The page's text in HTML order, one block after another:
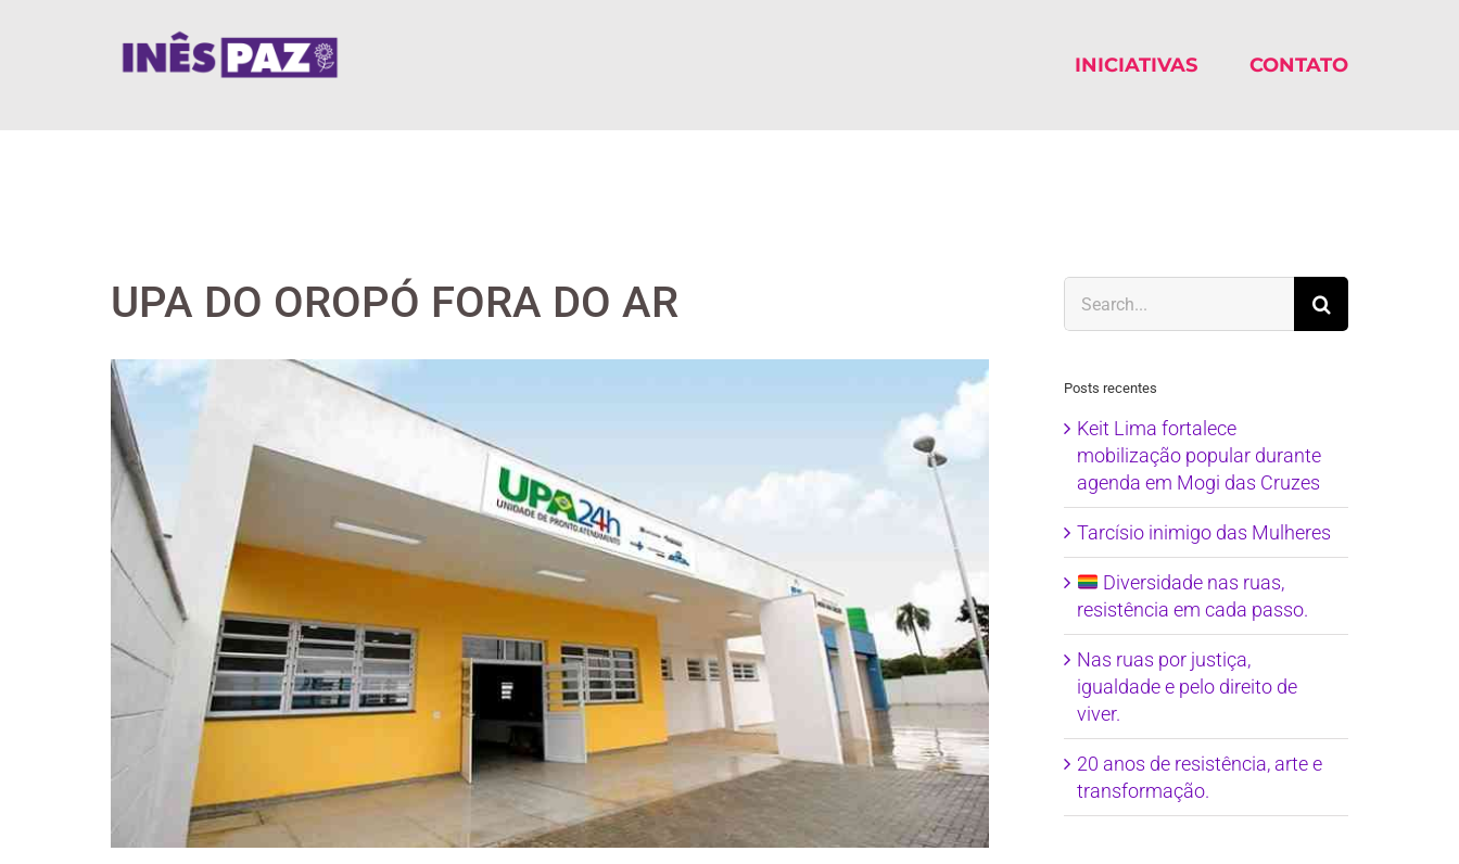
INICIATIVAS CONTATO
UPA DO OROPÓ FORA DO AR
View
Larger
Image
for:
Posts recentes
Keit Lima fortalece
mobilização popular durante
agenda em Mogi das Cruzes
Tarcísio inimigo das Mulheres
Diversidade nas ruas,
resistência em cada passo.
Nas ruas por justiça,
igualdade e pelo direito de
viver.
20 anos de resistência, arte e
transformação.